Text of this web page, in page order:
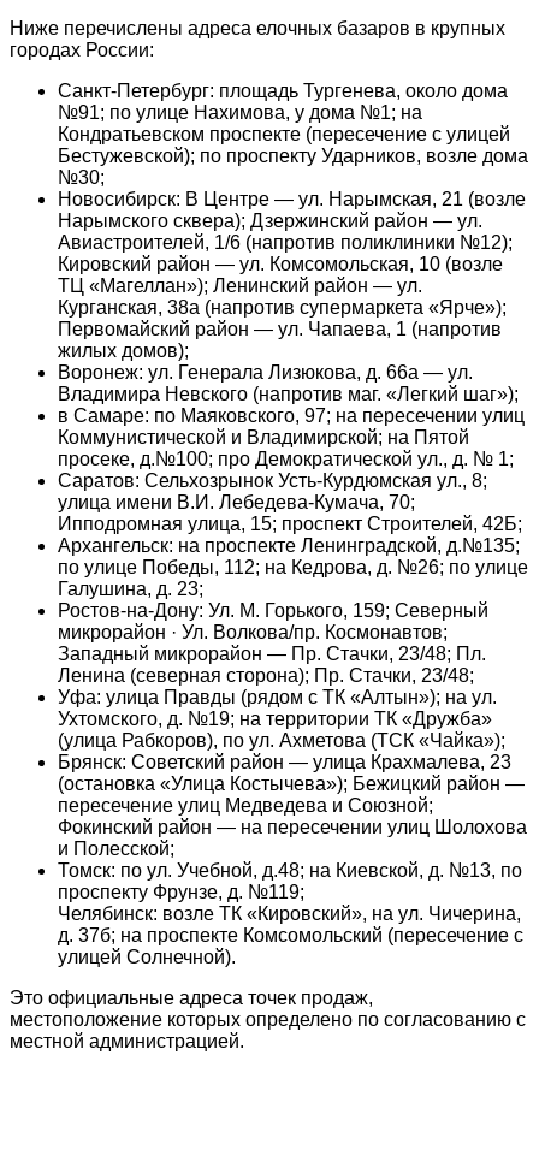
Ниже перечислены адреса елочных базаров в крупных
городах России:
Санкт-Петербург: площадь Тургенева, около дома
№91; по улице Нахимова, у дома №1; на
Кондратьевском проспекте (пересечение с улицей
Бестужевской); по проспекту Ударников, возле дома
№30;
Новосибирск: В Центре — ул. Нарымская, 21 (возле
Нарымского сквера); Дзержинский район — ул.
Авиастроителей, 1/6 (напротив поликлиники №12);
Кировский район — ул. Комсомольская, 10 (возле
ТЦ «Магеллан»); Ленинский район — ул.
Курганская, 38а (напротив супермаркета «Ярче»);
Первомайский район — ул. Чапаева, 1 (напротив
жилых домов);
Воронеж: ул. Генерала Лизюкова, д. 66а — ул.
Владимира Невского (напротив маг. «Легкий шаг»);
в Самаре: по Маяковского, 97; на пересечении улиц
Коммунистической и Владимирской; на Пятой
просеке, д.№100; про Демократической ул., д. № 1;
Саратов: Сельхозрынок Усть-Курдюмская ул., 8;
улица имени В.И. Лебедева-Кумача, 70;
Ипподромная улица, 15; проспект Строителей, 42Б;
Архангельск: на проспекте Ленинградской, д.№135;
по улице Победы, 112; на Кедрова, д. №26; по улице
Галушина, д. 23;
Ростов-на-Дону: Ул. М. Горького, 159; Северный
микрорайон · Ул. Волкова/пр. Космонавтов;
Западный микрорайон — Пр. Стачки, 23/48; Пл.
Ленина (северная сторона); Пр. Стачки, 23/48;
Уфа: улица Правды (рядом с ТК «Алтын»); на ул.
Ухтомского, д. №19; на территории ТК «Дружба»
(улица Рабкоров), по ул. Ахметова (ТСК «Чайка»);
Брянск: Советский район — улица Крахмалева, 23
(остановка «Улица Костычева»); Бежицкий район —
пересечение улиц Медведева и Союзной;
Фокинский район — на пересечении улиц Шолохова
и Полесской;
Томск: по ул. Учебной, д.48; на Киевской, д. №13, по
проспекту Фрунзе, д. №119;
Челябинск: возле ТК «Кировский», на ул. Чичерина,
д. 37б; на проспекте Комсомольский (пересечение с
улицей Солнечной).
Это официальные адреса точек продаж,
местоположение которых определено по согласованию с
местной администрацией.